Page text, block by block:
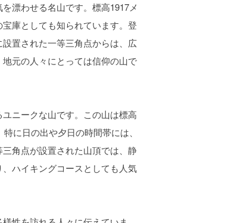
漂わせる名山です。標高1917メ
庫としても知られています。登
置された一等三角点からは、広
元の人々にとっては信仰の山で
ニークな山です。この山は標高
に日の出や夕日の時間帯には、
角点が設置された山頂では、静
ハイキングコースとしても人気